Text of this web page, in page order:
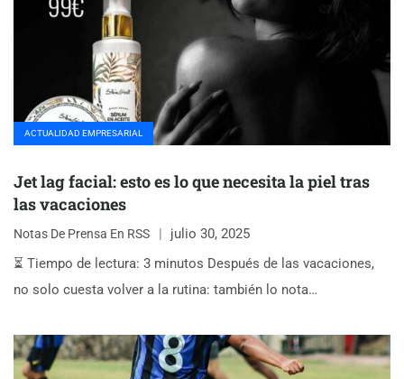
ACTUALIDAD EMPRESARIAL
Jet lag facial: esto es lo que necesita la piel tras
las vacaciones
Notas De Prensa En RSS
julio 30, 2025
⏳ Tiempo de lectura: 3 minutos Después de las vacaciones,
no solo cuesta volver a la rutina: también lo nota…